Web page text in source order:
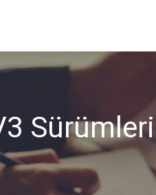
Sürümleri